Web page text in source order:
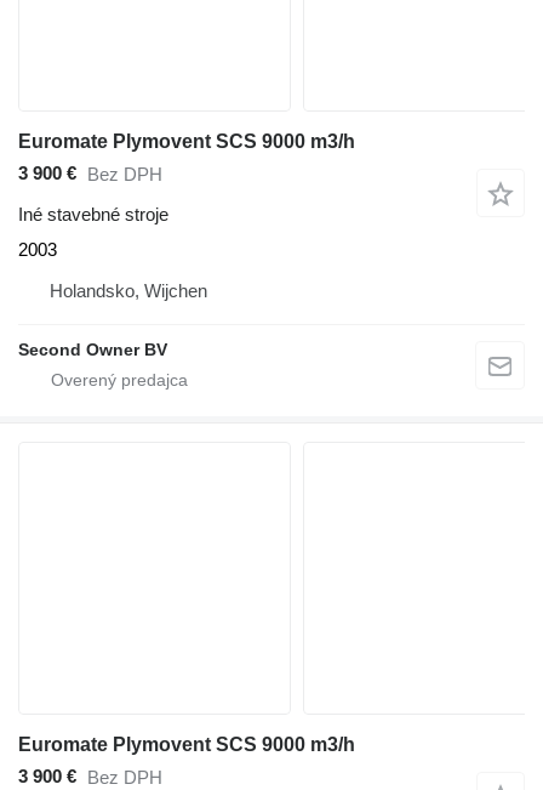
Euromate Plymovent SCS 9000 m3/h
3 900 € Bez DPH
Iné stavebné stroje
2003
Holandsko, Wijchen
Second Owner BV
Euromate Plymovent SCS 9000 m3/h
3 900 € Bez DPH